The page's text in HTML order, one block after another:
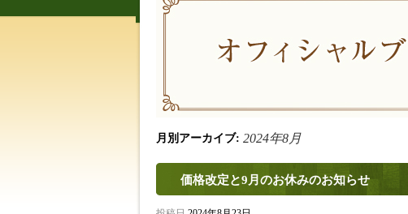
月別アーカイブ: 2024年8月
価格改定と9月のお休みのお知らせ